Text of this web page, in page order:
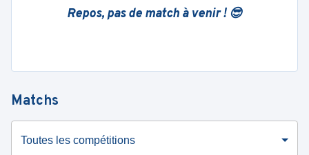
Repos, pas de match à venir ! 😎
Matchs
Toutes les compétitions